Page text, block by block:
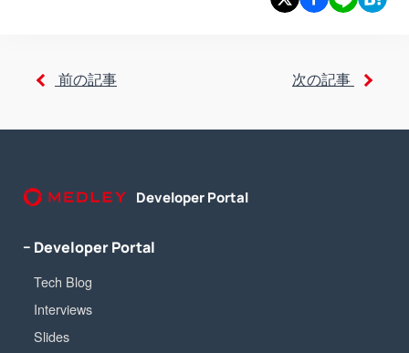
前の記事 次の記事
Developer Portal
− Developer Portal
Tech Blog
Interviews
Slides